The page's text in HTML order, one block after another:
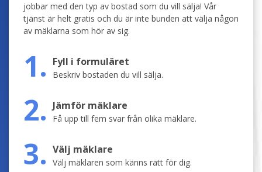
jobbar med den typ av bostad som du vill sälja! Vår
tjänst är helt gratis och du är inte bunden att välja någon
av mäklarna som hör av sig.
1. Fyll i formuläret
Beskriv bostaden du vill sälja.
2. Jämför mäklare
Få upp till fem svar från olika mäklare.
3. Välj mäklare
Välj mäklaren som känns rätt för dig.